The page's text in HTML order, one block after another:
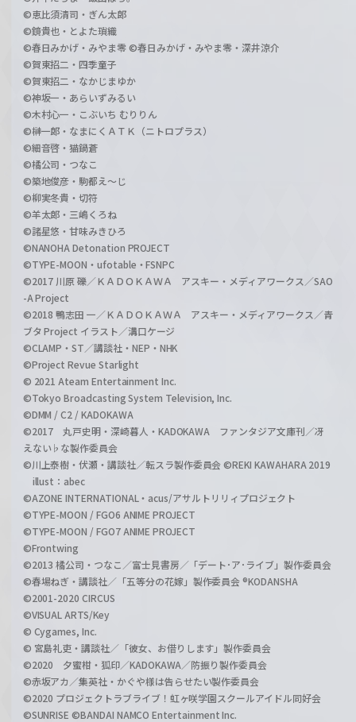
©恵比須清司・ぎん太郎
©鏡貴也・とよた瑣織
©春日みかげ・みやま零 ©春日みかげ・みやま零・深井涼介
©賀東招二・四季童子
©賀東招二・なかじまゆか
©神坂一・あらいずみるい
©木村心一・こぶいち むりりん
©榊一郎・なまにくＡＴＫ（ニトロプラス）
©細音啓・猫鍋蒼
©橘公司・つなこ
©築地俊彦・駒都え～じ
©柳実冬貴・切符
©羊太郎・三嶋くろね
©諸星悠・甘味みきひろ
©NANOHA Detonation PROJECT
©TYPE-MOON・ufotable・FSNPC
©2017 川原 礫／ＫＡＤＯＫＡＷＡ アスキー・メディアワークス／SAO
-A Project
©2018 鴨志田 一／ＫＡＤＯＫＡＷＡ アスキー・メディアワークス／青
ブタ Project イラスト／溝口ケージ
©CLAMP・ST／講談社・NEP・NHK
©Project Revue Starlight
© 2021 Ateam Entertainment Inc.
©Tokyo Broadcasting System Television, Inc.
©DMM / C2 / KADOKAWA
©2017 丸戸史明・深崎暮人・KADOKAWA ファンタジア文庫刊／冴
えない♭な製作委員会
©川上泰樹・伏瀬・講談社／転スラ製作委員会 ©REKI KAWAHARA 2019
illust：abec
©AZONE INTERNATIONAL・acus/アサルトリリィプロジェクト
©TYPE-MOON / FGO6 ANIME PROJECT
©TYPE-MOON / FGO7 ANIME PROJECT
©Frontwing
©2013 橘公司・つなこ／富士見書房／「デート･ア･ライブ」製作委員会
©春場ねぎ・講談社／「五等分の花嫁」製作委員会 ®KODANSHA
©2001-2020 CIRCUS
©VISUAL ARTS/Key
© Cygames, Inc.
© 宮島礼吏・講談社／「彼女、お借りします」製作委員会
©2020 夕蜜柑・狐印／KADOKAWA／防振り製作委員会
©赤坂アカ／集英社・かぐや様は告らせたい製作委員会
©2020 プロジェクトラブライブ！虹ヶ咲学園スクールアイドル同好会
©SUNRISE ©BANDAI NAMCO Entertainment Inc.